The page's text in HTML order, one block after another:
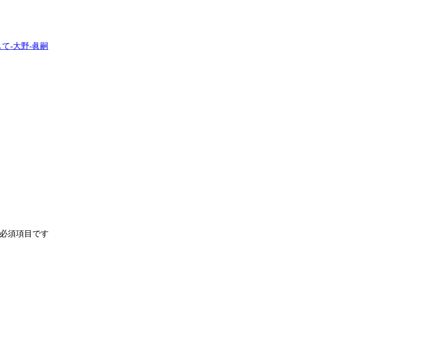
-大野-眞嗣
須項目です